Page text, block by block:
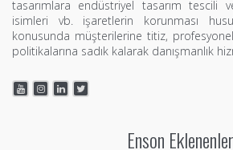
tasarımlara endüstriyel tasarım tescili
isimleri vb. işaretlerin korunması
konusunda müşterilerine titiz,
politikalarına sadık kalarak danışmanlık
Enson Eklenenler